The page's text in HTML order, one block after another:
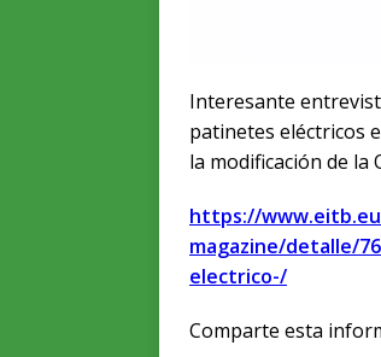
Interesante
patinetes eléctricos
la modificación de la
https://
magazine/detalle/
electrico-/
Comparte esta